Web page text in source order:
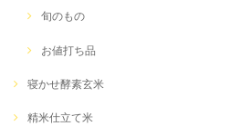
旬のもの
お値打ち品
寝かせ酵素玄米
精米仕立て米